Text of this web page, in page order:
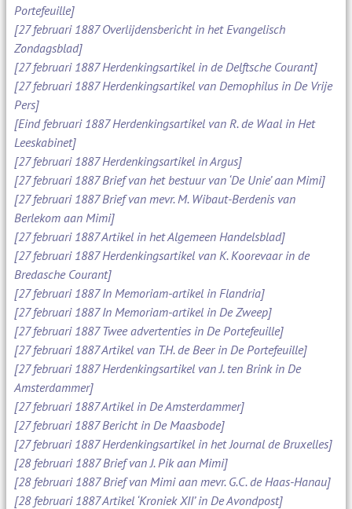
Portefeuille]
[27 februari 1887 Overlijdensbericht in het Evangelisch
Zondagsblad]
[27 februari 1887 Herdenkingsartikel in de Delftsche Courant]
[27 februari 1887 Herdenkingsartikel van Demophilus in De Vrije
Pers]
[Eind februari 1887 Herdenkingsartikel van R. de Waal in Het
Leeskabinet]
[27 februari 1887 Herdenkingsartikel in Argus]
[27 februari 1887 Brief van het bestuur van ‘De Unie’ aan Mimi]
[27 februari 1887 Brief van mevr. M. Wibaut-Berdenis van
Berlekom aan Mimi]
[27 februari 1887 Artikel in het Algemeen Handelsblad]
[27 februari 1887 Herdenkingsartikel van K. Koorevaar in de
Bredasche Courant]
[27 februari 1887 In Memoriam-artikel in Flandria]
[27 februari 1887 In Memoriam-artikel in De Zweep]
[27 februari 1887 Twee advertenties in De Portefeuille]
[27 februari 1887 Artikel van T.H. de Beer in De Portefeuille]
[27 februari 1887 Herdenkingsartikel van J. ten Brink in De
Amsterdammer]
[27 februari 1887 Artikel in De Amsterdammer]
[27 februari 1887 Bericht in De Maasbode]
[27 februari 1887 Herdenkingsartikel in het Journal de Bruxelles]
[28 februari 1887 Brief van J. Pik aan Mimi]
[28 februari 1887 Brief van Mimi aan mevr. G.C. de Haas-Hanau]
[28 februari 1887 Artikel ‘Kroniek XII’ in De Avondpost]